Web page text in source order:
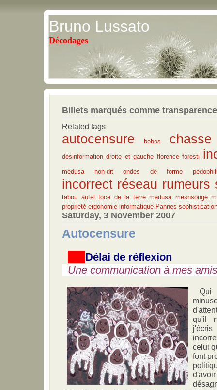
Bruno Lussato
Décodages
Billets marqués comme transparence
Related tags
autocensure bobos
désinformation droite et gauche florence foresti
médusa non-dit ondes de forme
incorrect réseau rumeurs
tabou autel foce de la terre medusa mesnsonge
propriété ergonomie informatique Pannes sophistication
Saturday, 3 November 2007
Autocensure
Délai de réflexion
Une communication à mes amis
Qui
qu'il
celui
font